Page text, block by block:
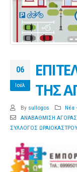
06
Ιούλ
ΤΗΣ
By sullogos
Νέα
ΑΝΑΒΑΘΜΙΣΗ ΑΓΟΡΑΣ
ΣΥΛΛΟΓΟΣ ΩΡΑΙΟΚΑΣΤΡΟΥ